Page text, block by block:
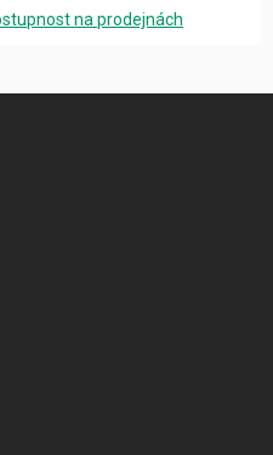
na prodejnách